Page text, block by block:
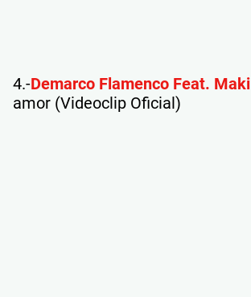
4.-Demarco Flamenco Feat. Maki
amor (Videoclip Oficial)